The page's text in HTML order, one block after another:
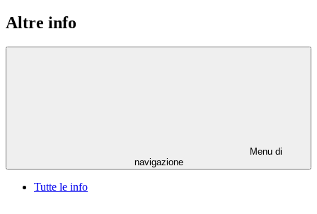
Altre info
Menu di
navigazione
Tutte le info